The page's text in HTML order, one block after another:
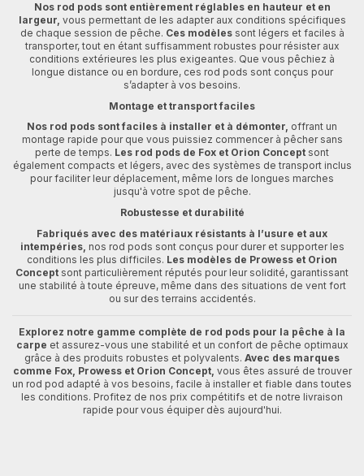
Nos rod pods sont entièrement réglables en hauteur et en
largeur, vous permettant de les adapter aux conditions spécifiques
de chaque session de pêche. Ces modèles sont légers et faciles à
transporter, tout en étant suffisamment robustes pour résister aux
conditions extérieures les plus exigeantes. Que vous pêchiez à
longue distance ou en bordure, ces rod pods sont conçus pour
s’adapter à vos besoins.
Montage et transport faciles
Nos rod pods sont faciles à installer et à démonter, offrant un
montage rapide pour que vous puissiez commencer à pêcher sans
perte de temps. Les rod pods de Fox et Orion Concept sont
également compacts et légers, avec des systèmes de transport inclus
pour faciliter leur déplacement, même lors de longues marches
jusqu'à votre spot de pêche.
Robustesse et durabilité
Fabriqués avec des matériaux résistants à l’usure et aux
intempéries, nos rod pods sont conçus pour durer et supporter les
conditions les plus difficiles. Les modèles de Prowess et Orion
Concept sont particulièrement réputés pour leur solidité, garantissant
une stabilité à toute épreuve, même dans des situations de vent fort
ou sur des terrains accidentés.
Explorez notre gamme complète de rod pods pour la pêche à la
carpe et assurez-vous une stabilité et un confort de pêche optimaux
grâce à des produits robustes et polyvalents. Avec des marques
comme Fox, Prowess et Orion Concept, vous êtes assuré de trouver
un rod pod adapté à vos besoins, facile à installer et fiable dans toutes
les conditions. Profitez de nos prix compétitifs et de notre livraison
rapide pour vous équiper dès aujourd'hui.